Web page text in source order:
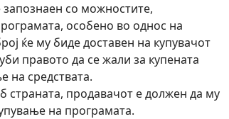
со можностите,
особено во однос на
ќе му биде доставен на купувачот
правото да се жали за купената
на средствата.
страната, продавачот е должен да му
на програмата.